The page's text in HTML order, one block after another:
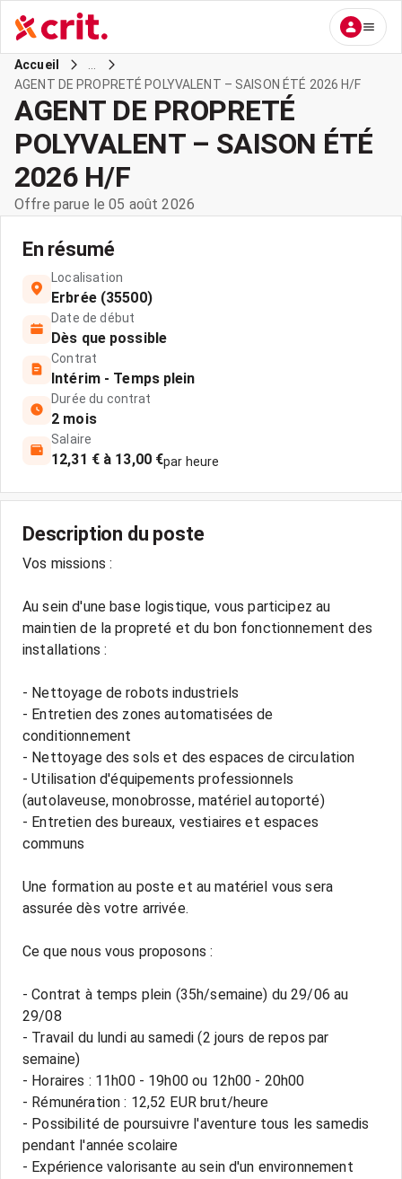
Accueil
AGENT DE PROPRETÉ POLYVALENT – SAISON ÉTÉ 2026 H/F
AGENT DE PROPRETÉ
POLYVALENT – SAISON ÉTÉ
2026 H/F
Offre parue le 05 août 2026
En résumé
Localisation
Erbrée (35500)
Date de début
Dès que possible
Contrat
Intérim - Temps plein
Durée du contrat
2 mois
Salaire
12,31 € à 13,00 €par heure
Description du poste
Vos missions :
Au sein d'une base logistique, vous participez au
maintien de la propreté et du bon fonctionnement des
installations :
- Nettoyage de robots industriels
- Entretien des zones automatisées de
conditionnement
- Nettoyage des sols et des espaces de circulation
- Utilisation d'équipements professionnels
(autolaveuse, monobrosse, matériel autoporté)
- Entretien des bureaux, vestiaires et espaces
communs
Une formation au poste et au matériel vous sera
assurée dès votre arrivée.
Ce que nous vous proposons :
- Contrat à temps plein (35h/semaine) du 29/06 au
29/08
- Travail du lundi au samedi (2 jours de repos par
semaine)
- Horaires : 11h00 - 19h00 ou 12h00 - 20h00
- Rémunération : 12,52 EUR brut/heure
- Possibilité de poursuivre l'aventure tous les samedis
pendant l'année scolaire
- Expérience valorisante au sein d'un environnement